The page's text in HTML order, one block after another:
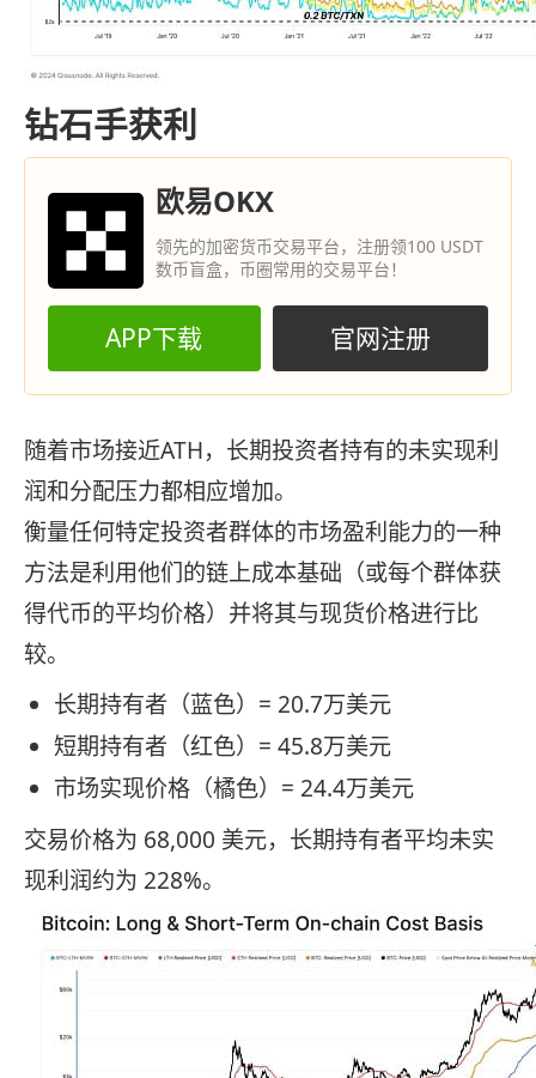
钻石手获利
欧易OKX
领先的加密货币交易平台，注册领100 USDT
数币盲盒，币圈常用的交易平台！
APP下载 官网注册
随着市场接近ATH，长期投资者持有的未实现利
润和分配压力都相应增加。
衡量任何特定投资者群体的市场盈利能力的一种
方法是利用他们的链上成本基础（或每个群体获
得代币的平均价格）并将其与现货价格进行比
较。
长期持有者（蓝色）= 20.7万美元
短期持有者（红色）= 45.8万美元
市场实现价格（橘色）= 24.4万美元
交易价格为 68,000 美元，长期持有者平均未实
现利润约为 228%。